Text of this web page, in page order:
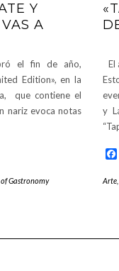
Y
A
el fin de año,
Edition», en la
que contiene el
nariz evoca notas
Gastronomy
El
y
Arte